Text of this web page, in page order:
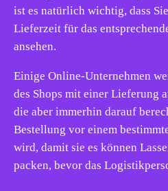
ist es natürlich wichtig, dass
Lieferzeit für das
ansehen.
Einige Online-Unternehmen
des Shops mit einer Lieferung
die aber immerhin darauf
Bestellung vor einem
wird, damit sie es können
packen, bevor das